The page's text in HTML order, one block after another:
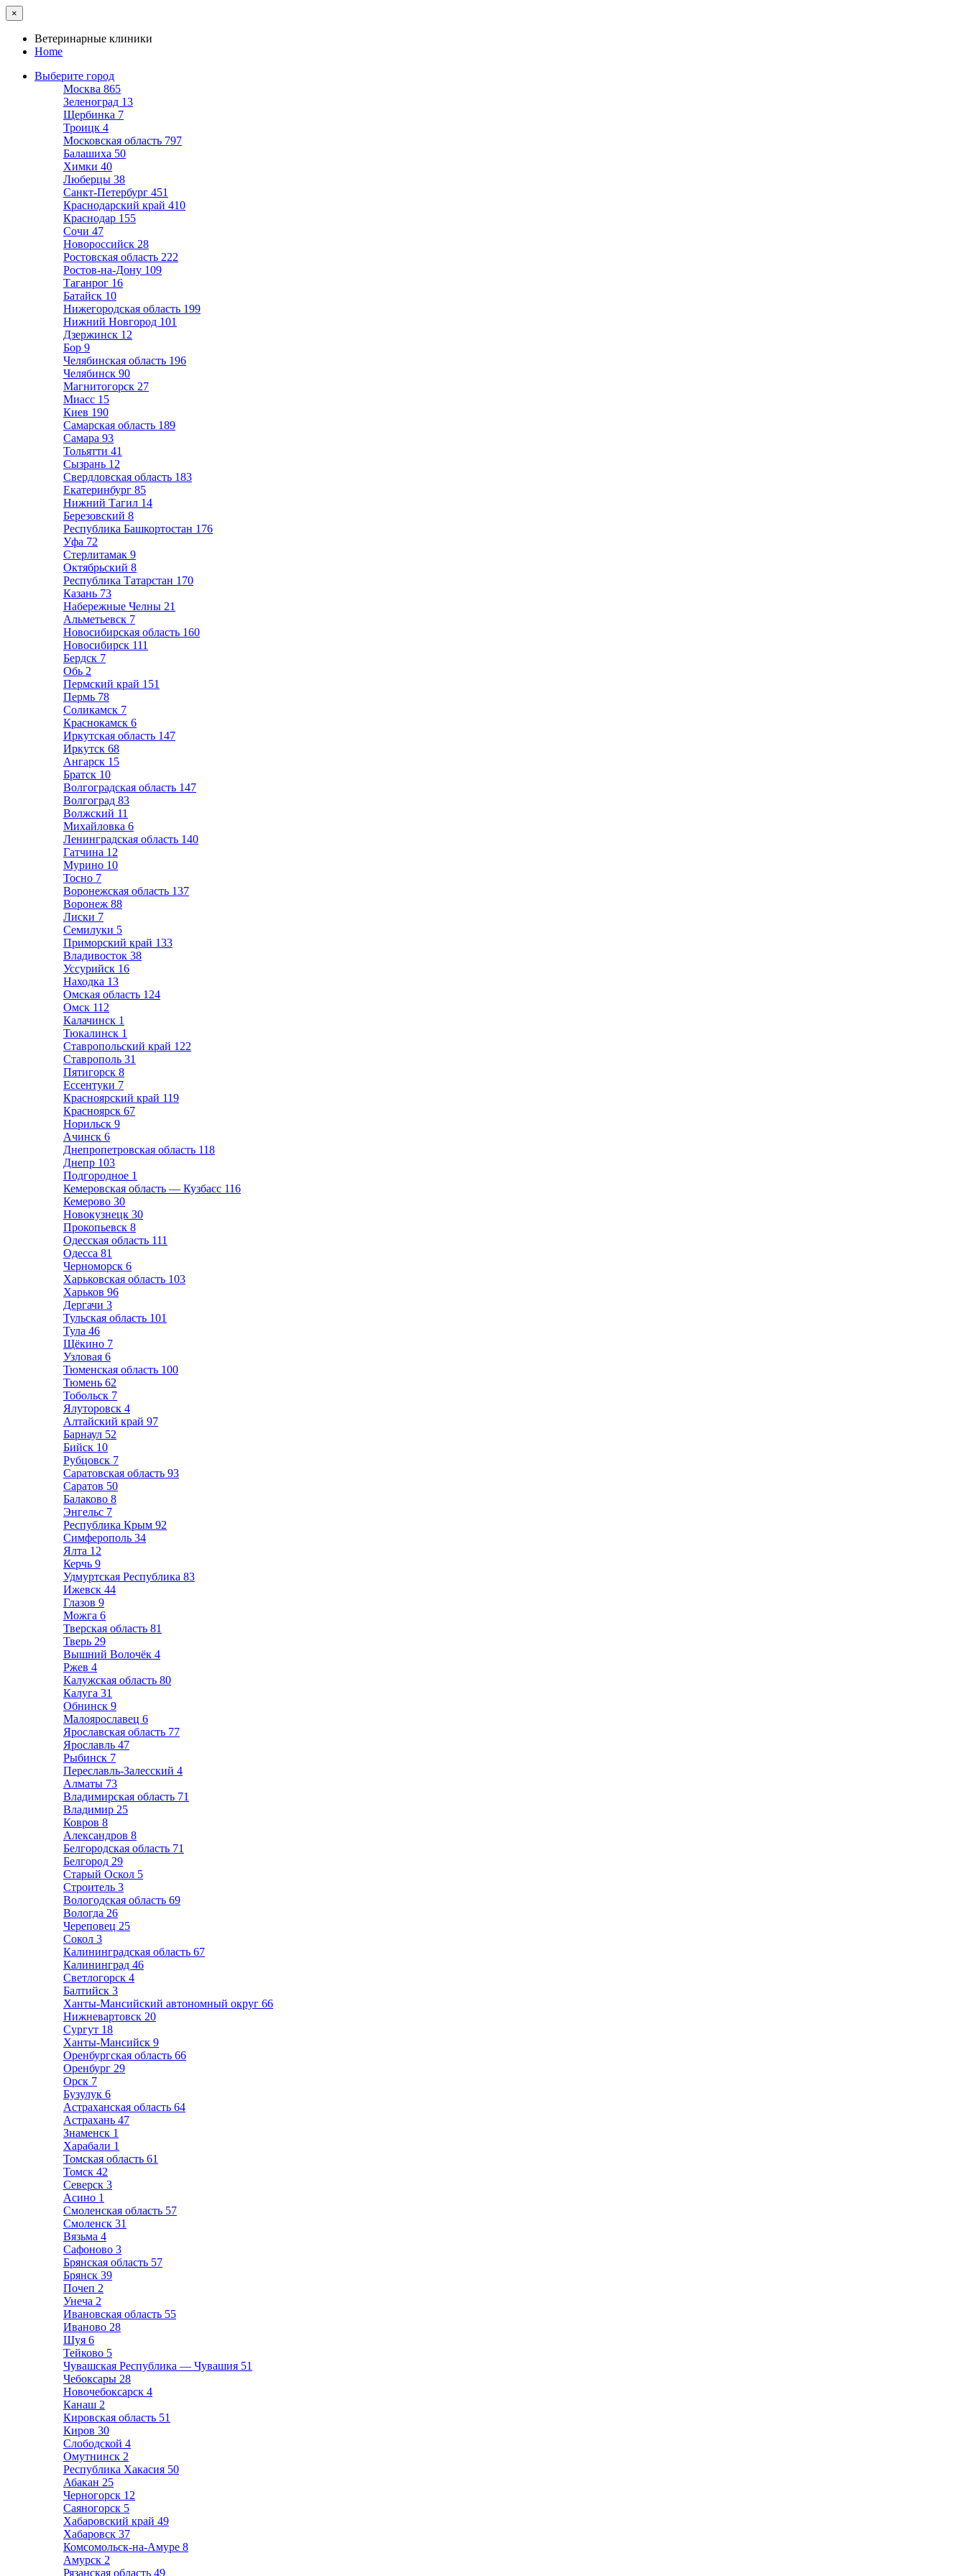
×
Ветеринарные клиники
Home
Выберите город
Москва 865
Зеленоград 13
Щербинка 7
Троицк 4
Московская область 797
Балашиха 50
Химки 40
Люберцы 38
Санкт-Петербург 451
Краснодарский край 410
Краснодар 155
Сочи 47
Новороссийск 28
Ростовская область 222
Ростов-на-Дону 109
Таганрог 16
Батайск 10
Нижегородская область 199
Нижний Новгород 101
Дзержинск 12
Бор 9
Челябинская область 196
Челябинск 90
Магнитогорск 27
Миасс 15
Киев 190
Самарская область 189
Самара 93
Тольятти 41
Сызрань 12
Свердловская область 183
Екатеринбург 85
Нижний Тагил 14
Березовский 8
Республика Башкортостан 176
Уфа 72
Стерлитамак 9
Октябрьский 8
Республика Татарстан 170
Казань 73
Набережные Челны 21
Альметьевск 7
Новосибирская область 160
Новосибирск 111
Бердск 7
Обь 2
Пермский край 151
Пермь 78
Соликамск 7
Краснокамск 6
Иркутская область 147
Иркутск 68
Ангарск 15
Братск 10
Волгоградская область 147
Волгоград 83
Волжский 11
Михайловка 6
Ленинградская область 140
Гатчина 12
Мурино 10
Тосно 7
Воронежская область 137
Воронеж 88
Лиски 7
Семилуки 5
Приморский край 133
Владивосток 38
Уссурийск 16
Находка 13
Омская область 124
Омск 112
Калачинск 1
Тюкалинск 1
Ставропольский край 122
Ставрополь 31
Пятигорск 8
Ессентуки 7
Красноярский край 119
Красноярск 67
Норильск 9
Ачинск 6
Днепропетровская область 118
Днепр 103
Подгородное 1
Кемеровская область — Кузбасс 116
Кемерово 30
Новокузнецк 30
Прокопьевск 8
Одесская область 111
Одесса 81
Черноморск 6
Харьковская область 103
Харьков 96
Дергачи 3
Тульская область 101
Тула 46
Щёкино 7
Узловая 6
Тюменская область 100
Тюмень 62
Тобольск 7
Ялуторовск 4
Алтайский край 97
Барнаул 52
Бийск 10
Рубцовск 7
Саратовская область 93
Саратов 50
Балаково 8
Энгельс 7
Республика Крым 92
Симферополь 34
Ялта 12
Керчь 9
Удмуртская Республика 83
Ижевск 44
Глазов 9
Можга 6
Тверская область 81
Тверь 29
Вышний Волочёк 4
Ржев 4
Калужская область 80
Калуга 31
Обнинск 9
Малоярославец 6
Ярославская область 77
Ярославль 47
Рыбинск 7
Переславль-Залесский 4
Алматы 73
Владимирская область 71
Владимир 25
Ковров 8
Александров 8
Белгородская область 71
Белгород 29
Старый Оскол 5
Строитель 3
Вологодская область 69
Вологда 26
Череповец 25
Сокол 3
Калининградская область 67
Калининград 46
Светлогорск 4
Балтийск 3
Ханты-Мансийский автономный округ 66
Нижневартовск 20
Сургут 18
Ханты-Мансийск 9
Оренбургская область 66
Оренбург 29
Орск 7
Бузулук 6
Астраханская область 64
Астрахань 47
Знаменск 1
Харабали 1
Томская область 61
Томск 42
Северск 3
Асино 1
Смоленская область 57
Смоленск 31
Вязьма 4
Сафоново 3
Брянская область 57
Брянск 39
Почеп 2
Унеча 2
Ивановская область 55
Иваново 28
Шуя 6
Тейково 5
Чувашская Республика — Чувашия 51
Чебоксары 28
Новочебоксарск 4
Канаш 2
Кировская область 51
Киров 30
Слободской 4
Омутнинск 2
Республика Хакасия 50
Абакан 25
Черногорск 12
Саяногорск 5
Хабаровский край 49
Хабаровск 37
Комсомольск-на-Амуре 8
Амурск 2
Рязанская область 49